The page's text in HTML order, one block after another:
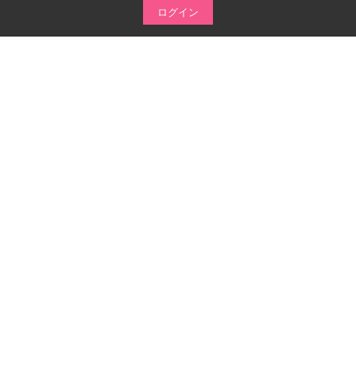
ログイン